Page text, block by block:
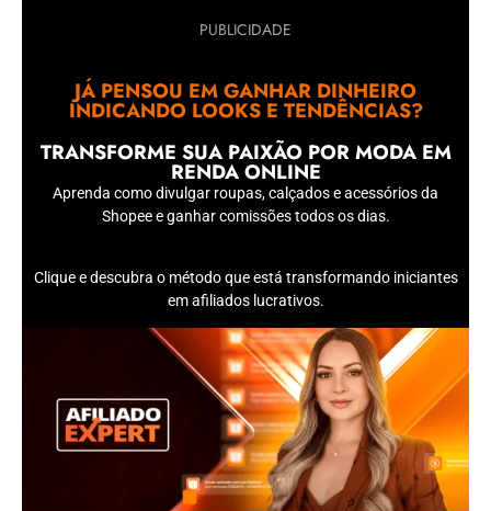
PUBLICIDADE
JÁ PENSOU EM GANHAR DINHEIRO
INDICANDO LOOKS E TENDÊNCIAS?
TRANSFORME SUA PAIXÃO POR MODA EM
RENDA ONLINE
Aprenda como divulgar roupas, calçados e acessórios da
Shopee e ganhar comissões todos os dias.
Clique e descubra o método que está transformando iniciantes
em afiliados lucrativos.